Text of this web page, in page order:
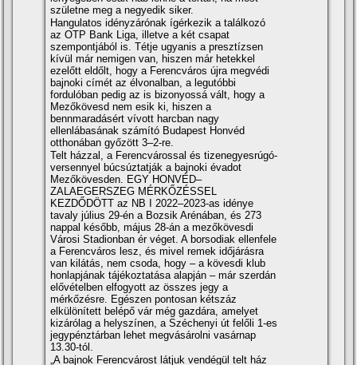
születne meg a negyedik siker.
Hangulatos idényzárónak ígérkezik a találkozó
az OTP Bank Liga, illetve a két csapat
szempontjából is. Tétje ugyanis a presztízsen
kívül már nemigen van, hiszen már hetekkel
ezelőtt eldőlt, hogy a Ferencváros újra megvédi
bajnoki címét az élvonalban, a legutóbbi
fordulóban pedig az is bizonyossá vált, hogy a
Mezőkövesd nem esik ki, hiszen a
bennmaradásért vívott harcban nagy
ellenlábasának számító Budapest Honvéd
otthonában győzött 3–2-re.
Telt házzal, a Ferencvárossal és tizenegyesrúgó-
versennyel búcsúztatják a bajnoki évadot
Mezőkövesden. EGY HONVÉD–
ZALAEGERSZEG MÉRKŐZÉSSEL
KEZDŐDÖTT az NB I 2022–2023-as idénye
tavaly július 29-én a Bozsik Arénában, és 273
nappal később, május 28-án a mezőkövesdi
Városi Stadionban ér véget. A borsodiak ellenfele
a Ferencváros lesz, és mivel remek időjárásra
van kilátás, nem csoda, hogy – a kövesdi klub
honlapjának tájékoztatása alapján – már szerdán
elővételben elfogyott az összes jegy a
mérkőzésre. Egészen pontosan kétszáz
elkülönített belépő vár még gazdára, amelyet
kizárólag a helyszínen, a Széchenyi út felőli 1-es
jegypénztárban lehet megvásárolni vasárnap
13.30-tól.
„A bajnok Ferencvárost látjuk vendégül telt ház